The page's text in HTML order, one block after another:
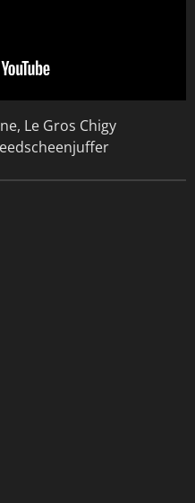
Le Gros Chigy